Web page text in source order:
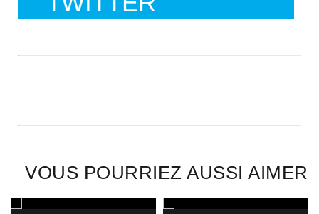
VOUS POURRIEZ AUSSI AIMER